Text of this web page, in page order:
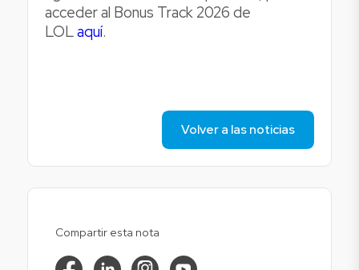
acceder al Bonus Track 2026 de
LOLaquí.
Volver a las noticias
Compartir esta nota